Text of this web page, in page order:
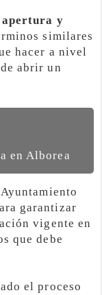
y
similares
hacer a nivel
abrir un
en Alborea
garantizar
vigente en
que debe
el proceso